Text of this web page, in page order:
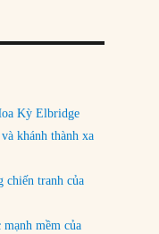
Kỳ Elbridge
khánh thành xa
chiến tranh của
mạnh mềm của